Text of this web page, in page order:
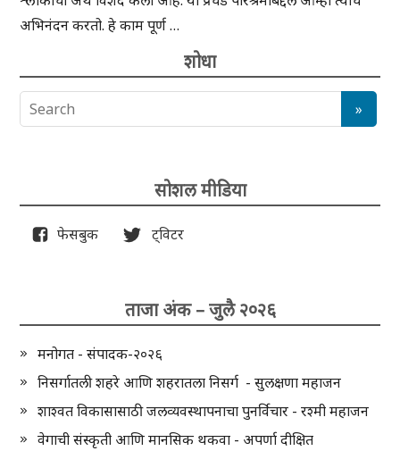
अभिनंदन करतो. हे काम पूर्ण …
शोधा
सोशल मीडिया
फेसबुक ट्विटर
ताजा अंक – जुलै २०२६
मनोगत - संपादक-२०२६
निसर्गातली शहरे आणि शहरातला निसर्ग - सुलक्षणा महाजन
शाश्वत विकासासाठी जलव्यवस्थापनाचा पुनर्विचार - रश्मी महाजन
वेगाची संस्कृती आणि मानसिक थकवा - अपर्णा दीक्षित